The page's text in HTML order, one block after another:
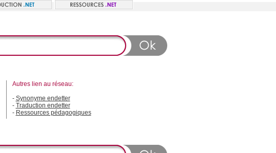
Autres lien au réseau:
- Synonyme endetter
- Traduction endetter
- Ressources pédagogiques